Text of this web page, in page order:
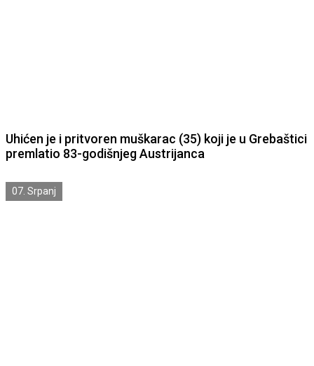
Uhićen je i pritvoren muškarac (35) koji je u Grebaštici
premlatio 83-godišnjeg Austrijanca
07. Srpanj